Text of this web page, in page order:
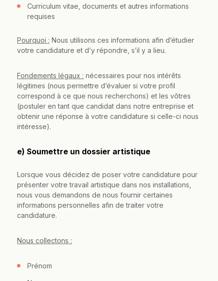
Curriculum vitae, documents et autres informations
requises
Pourquoi : Nous utilisons ces informations afin d’étudier
votre candidature et d’y répondre, s’il y a lieu.
Fondements légaux : nécessaires pour nos intérêts
légitimes (nous permettre d’évaluer si votre profil
correspond à ce que nous recherchons) et les vôtres
(postuler en tant que candidat dans notre entreprise et
obtenir une réponse à votre candidature si celle-ci nous
intéresse).
e) Soumettre un dossier artistique
Lorsque vous décidez de poser votre candidature pour
présenter votre travail artistique dans nos installations,
nous vous demandons de nous fournir certaines
informations personnelles afin de traiter votre
candidature.
Nous collectons :
Prénom